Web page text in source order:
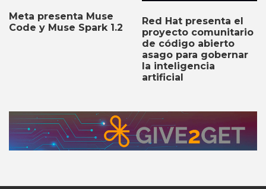
Meta presenta Muse
Code y Muse Spark 1.2
Red Hat presenta el
proyecto comunitario
de código abierto
asago para gobernar
la inteligencia
artificial